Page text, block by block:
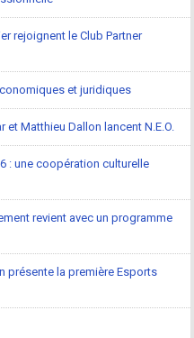
rejoignent le Club Partner
et juridiques
et Matthieu Dallon lancent N.E.O.
: une coopération culturelle
revient avec un programme
présente la première Esports